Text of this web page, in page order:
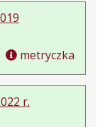
metryczka
r.